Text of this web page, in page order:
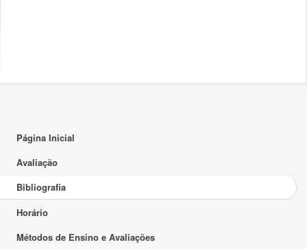
Página Inicial
Avaliação
Bibliografia
Horário
Métodos de Ensino e Avaliações